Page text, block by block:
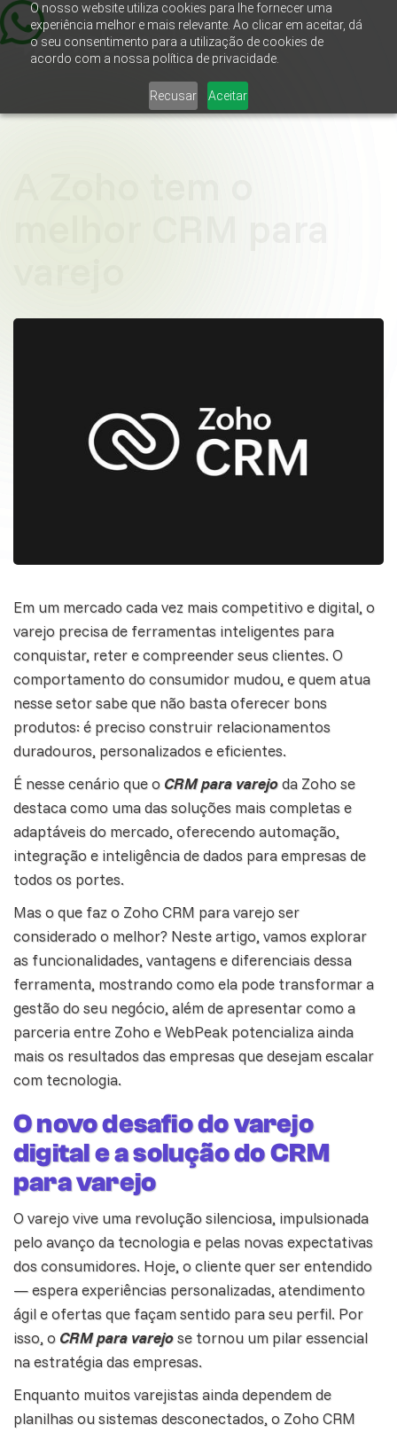
O nosso website utiliza cookies para lhe fornecer uma
experiência melhor e mais relevante. Ao clicar em aceitar, dá
o seu consentimento para a utilização de cookies de
acordo com a nossa política de privacidade.
Recusar Aceitar
Em um mercado cada vez mais competitivo e digital, o
varejo precisa de ferramentas inteligentes para
conquistar, reter e compreender seus clientes. O
comportamento do consumidor mudou, e quem atua
nesse setor sabe que não basta oferecer bons
produtos: é preciso construir relacionamentos
duradouros, personalizados e eficientes.
É nesse cenário que o CRM para varejoda Zoho se
destaca como uma das soluções mais completas e
adaptáveis do mercado, oferecendo automação,
integraçãoe inteligência de dados para empresas de
todos os portes.
Mas o que faz o Zoho CRM para varejo ser
considerado o melhor? Neste artigo, vamos explorar
as funcionalidades, vantagens e diferenciais dessa
ferramenta, mostrando como ela pode transformar a
gestão do seu negócio, além de apresentar como a
parceria entre Zoho e WebPeak potencializa ainda
mais os resultados das empresas que desejam escalar
com tecnologia.
O novo desafio do varejo
digital e a solução do CRM
para varejo
O varejo vive uma revolução silenciosa, impulsionada
pelo avanço da tecnologia e pelas novas expectativas
dos consumidores. Hoje, o cliente quer ser entendido
— espera experiências personalizadas, atendimento
ágil e ofertas que façam sentido para seu perfil. Por
isso, o CRM para varejose tornou um pilar essencial
na estratégia das empresas.
Enquanto muitos varejistas ainda dependem de
planilhas ou sistemas desconectados, o Zoho CRM